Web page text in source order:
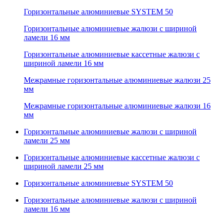
Горизонтальные алюминиевые SYSTEM 50
Горизонтальные алюминиевые жалюзи с шириной
ламели 16 мм
Горизонтальные алюминиевые кассетные жалюзи с
шириной ламели 16 мм
Межрамные горизонтальные алюминиевые жалюзи 25
мм
Межрамные горизонтальные алюминиевые жалюзи 16
мм
Горизонтальные алюминиевые жалюзи с шириной
ламели 25 мм
Горизонтальные алюминиевые кассетные жалюзи с
шириной ламели 25 мм
Горизонтальные алюминиевые SYSTEM 50
Горизонтальные алюминиевые жалюзи с шириной
ламели 16 мм